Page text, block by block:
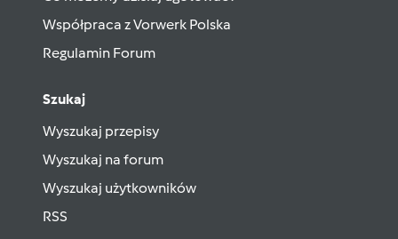
Współpraca z Vorwerk Polska
Regulamin Forum
Szukaj
Wyszukaj przepisy
Wyszukaj na forum
Wyszukaj użytkowników
RSS